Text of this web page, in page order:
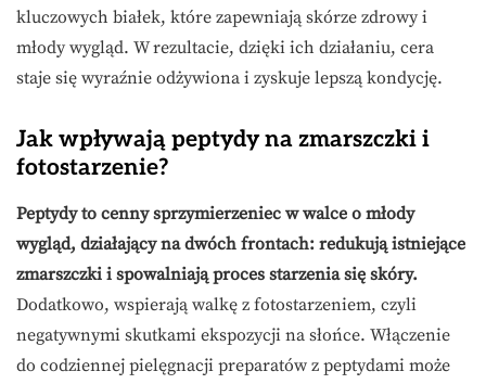
kluczowych białek, które zapewniają skórze zdrowy i
młody wygląd. W rezultacie, dzięki ich działaniu, cera
staje się wyraźnie odżywiona i zyskuje lepszą kondycję.
Jak wpływają peptydy na zmarszczki i
fotostarzenie?
Peptydy to cenny sprzymierzeniec w walce o młody
wygląd, działający na dwóch frontach: redukują istniejące
zmarszczki i spowalniają proces starzenia się skóry.
Dodatkowo, wspierają walkę z fotostarzeniem, czyli
negatywnymi skutkami ekspozycji na słońce. Włączenie
do codziennej pielęgnacji preparatów z peptydami może